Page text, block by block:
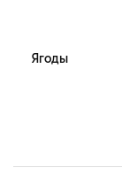
Ягоды